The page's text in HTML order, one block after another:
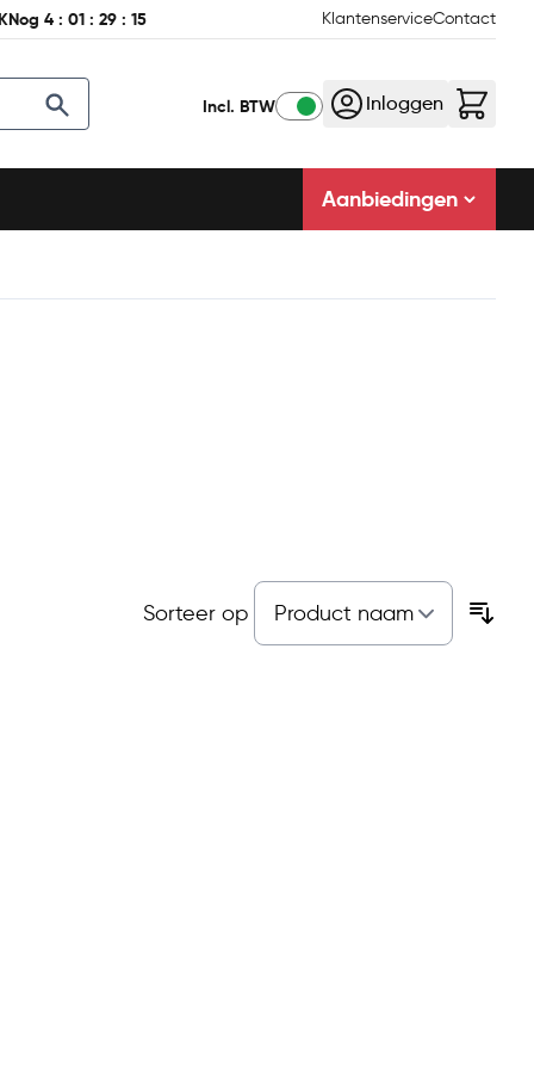
Nog 4 : 01 : 29 : 14 KlantenserviceContact
Incl. BTW Inloggen
Aanbiedingen
Sorteer op